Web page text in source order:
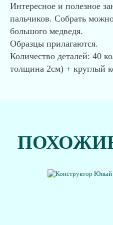
Интересное и полезное
пальчиков. Собрать
большого медведя.
Образцы прилагаются.
Количество деталей: 40
толщина 2см) + круглый